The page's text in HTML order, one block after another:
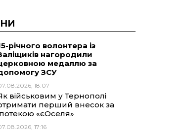
річного волонтера із
нагородили
медаллю за
ЗСУ
18:07
військовим у Тернополі
перший внесок за
«єОселя»
17:16